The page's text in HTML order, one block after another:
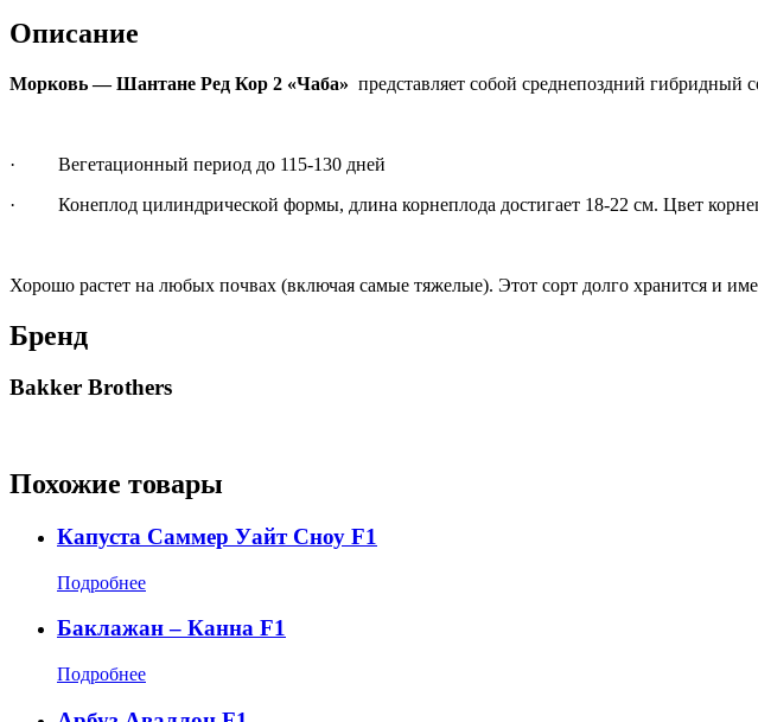
Описание
Морковь — Шантане Ред Кор 2 «Чаба» представляет собой среднепоздний гибридный
· Вегетационный период до 115-130 дней
· Конеплод цилиндрической формы, длина корнеплода достигает 18-22 см. Цвет
Хорошо растет на любых почвах (включая самые тяжелые). Этот сорт долго хранится и
Бренд
Bakker Brothers
Похожие товары
Капуста Саммер Уайт Сноу F1
Подробнее
Баклажан – Канна F1
Подробнее